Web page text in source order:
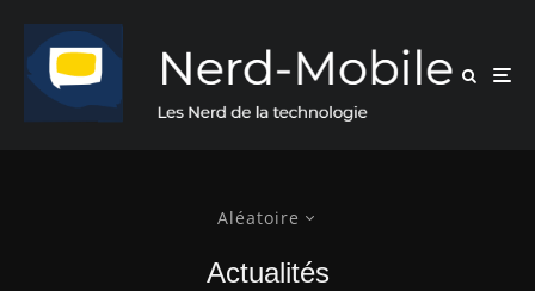
Aléatoire
Actualités